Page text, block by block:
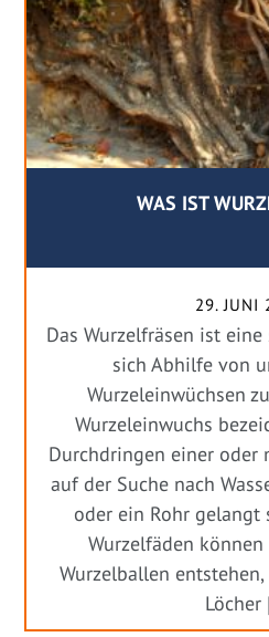
WAS IST
29. JUNI
Das Wurzelfräsen ist
sich Abhilfe von
Wurzeleinwüchsen
Wurzeleinwuchs
Durchdringen einer oder
auf der Suche nach
oder ein Rohr
Wurzelfäden
Wurzelballen